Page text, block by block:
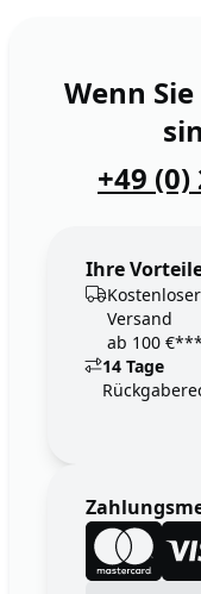
Wenn
+49 (0)
Ihre
Kostenloser
Versand
ab 100 €***
14 Tage